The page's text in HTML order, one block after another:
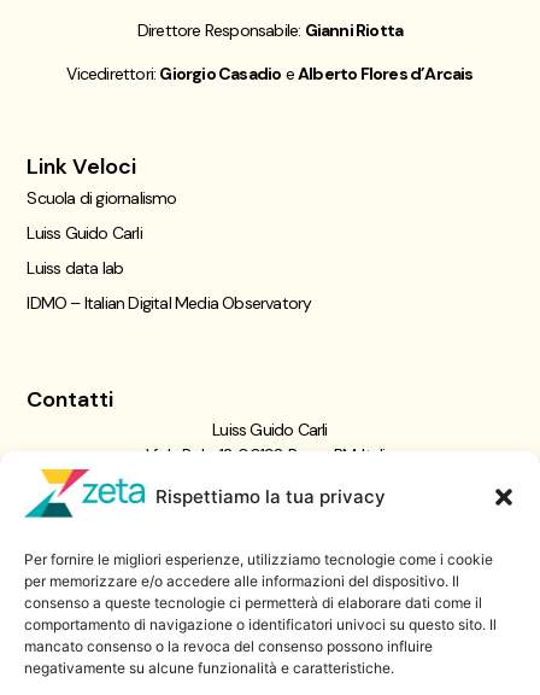
Rispettiamo la tua privacy
Per fornire le migliori esperienze, utilizziamo tecnologie come i cookie
per memorizzare e/o accedere alle informazioni del dispositivo. Il
consenso a queste tecnologie ci permetterà di elaborare dati come il
comportamento di navigazione o identificatori univoci su questo sito. Il
mancato consenso o la revoca del consenso possono influire
negativamente su alcune funzionalità e caratteristiche.
Direttore Responsabile: Gianni Riotta
Vicedirettori: Giorgio Casadio eAlberto Flores d’Arcais
Link Veloci
Scuola di giornalismo
Luiss Guido Carli
Luiss data lab
IDMO – Italian Digital Media Observatory
Contatti
Luiss Guido Carli
Viale Pola, 12, 00198 Roma RM, Italia
06 8522 5358
Iscriviti a
Zeta Data Lab
Iscriviti alla nostra newsletter